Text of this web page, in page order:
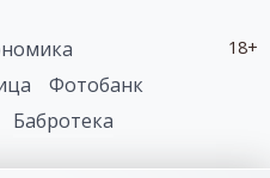
18+
Фотобанк
Бабротека